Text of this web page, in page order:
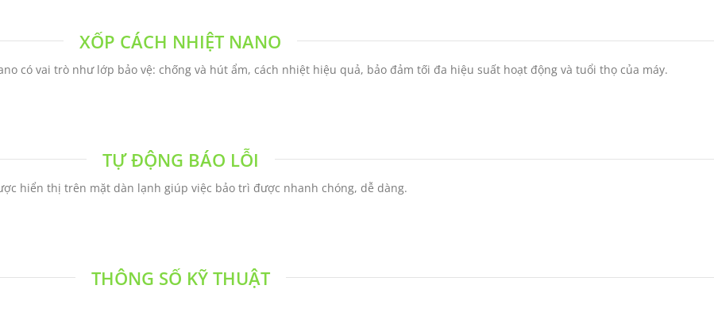
XỐP CÁCH NHIỆT NANO
có vai trò như lớp bảo vệ: chống và hút ẩm, cách nhiệt hiệu quả, bảo đảm tối đa hiệu suất hoạt động và tuổi thọ của máy.
TỰ ĐỘNG BÁO LỖI
hiển thị trên mặt dàn lạnh giúp việc bảo trì được nhanh chóng, dễ dàng.
THÔNG SỐ KỸ THUẬT